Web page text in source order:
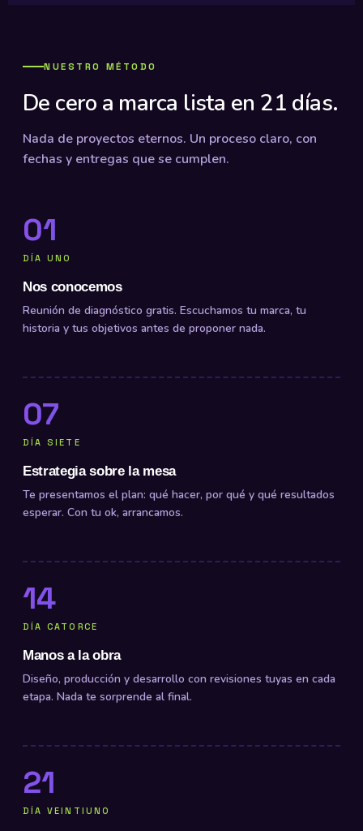
NUESTRO MÉTODO
De cero a marca lista en 21 días.
Nada de proyectos eternos. Un proceso claro, con
fechas y entregas que se cumplen.
01
DÍA UNO
Nos conocemos
Reunión de diagnóstico gratis. Escuchamos tu marca, tu
historia y tus objetivos antes de proponer nada.
07
DÍA SIETE
Estrategia sobre la mesa
Te presentamos el plan: qué hacer, por qué y qué resultados
esperar. Con tu ok, arrancamos.
14
DÍA CATORCE
Manos a la obra
Diseño, producción y desarrollo con revisiones tuyas en cada
etapa. Nada te sorprende al final.
21
DÍA VEINTIUNO